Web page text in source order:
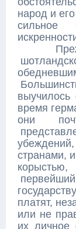
народ и
Прежде
время
они
странами,
платят,
или не
их личное